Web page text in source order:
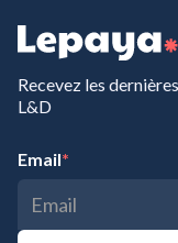
Recevez les
L&D
Email*